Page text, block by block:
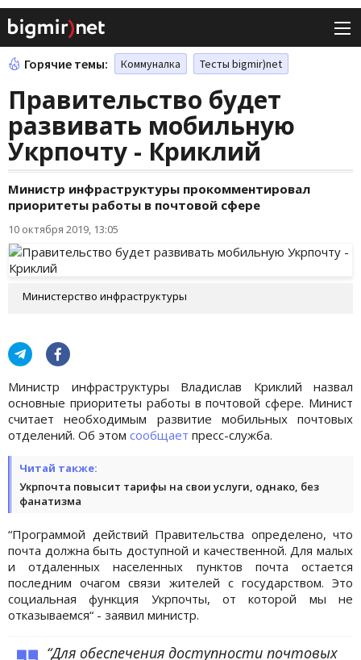
Горячие темы: Коммуналка Тесты bigmir)net
Правительство будет
развивать мобильную
Укрпочту - Криклий
Министр инфраструктуры прокомментировал
приоритеты работы в почтовой сфере
10 октября 2019, 13:05
Министерство инфраструктуры
Министр инфраструктуры Владислав Криклий назвал
основные приоритеты работы в почтовой сфере. Минист
считает необходимым развитие мобильных почтовых
отделений. Об этом сообщает пресс-служба.
Читай также:
Укрпочта повысит тарифы на свои услуги, однако, без
фанатизма
“Программой действий Правительства определено, что
почта должна быть доступной и качественной. Для малых
и отдаленных населенных пунктов почта остается
последним очагом связи жителей с государством. Это
социальная функция Укрпочты, от которой мы не
отказываемся“ - заявил министр.
“Для обеспечения доступности почтовых